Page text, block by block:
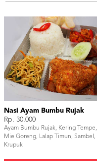
Nasi Ayam Bumbu Rujak
Rp. 30.000
Ayam Bumbu Rujak, Kering Tempe,
Mie Goreng, Lalap Timun, Sambel,
Krupuk